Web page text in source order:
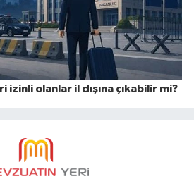
izinli olanlar il dışına çıkabilir mi?